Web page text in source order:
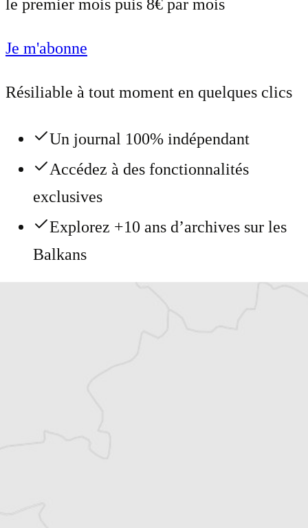
le premier mois puis 8€ par mois
Je m'abonne
Résiliable à tout moment en quelques clics
Un journal 100% indépendant
Accédez à des fonctionnalités
exclusives
Explorez +10 ans d’archives sur les
Balkans